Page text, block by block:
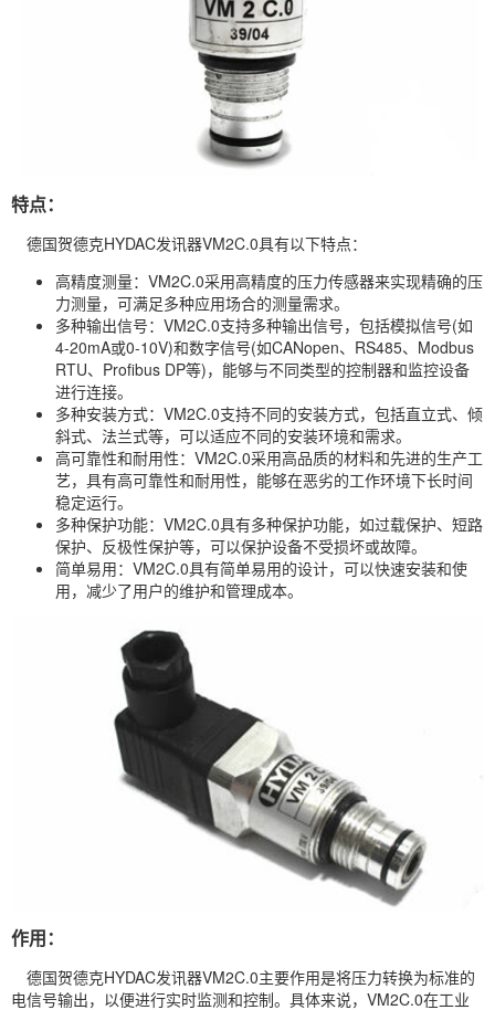
特点：
德国贺德克HYDAC发讯器VM2C.0具有以下特点：
高精度测量：VM2C.0采用高精度的压力传感器来实现精确的压
力测量，可满足多种应用场合的测量需求。
多种输出信号：VM2C.0支持多种输出信号，包括模拟信号(如
4-20mA或0-10V)和数字信号(如CANopen、RS485、Modbus
RTU、Profibus DP等)，能够与不同类型的控制器和监控设备
进行连接。
多种安装方式：VM2C.0支持不同的安装方式，包括直立式、倾
斜式、法兰式等，可以适应不同的安装环境和需求。
高可靠性和耐用性：VM2C.0采用高品质的材料和先进的生产工
艺，具有高可靠性和耐用性，能够在恶劣的工作环境下长时间
稳定运行。
多种保护功能：VM2C.0具有多种保护功能，如过载保护、短路
保护、反极性保护等，可以保护设备不受损坏或故障。
简单易用：VM2C.0具有简单易用的设计，可以快速安装和使
用，减少了用户的维护和管理成本。
作用：
德国贺德克HYDAC发讯器VM2C.0主要作用是将压力转换为标准的
电信号输出，以便进行实时监测和控制。具体来说，VM2C.0在工业